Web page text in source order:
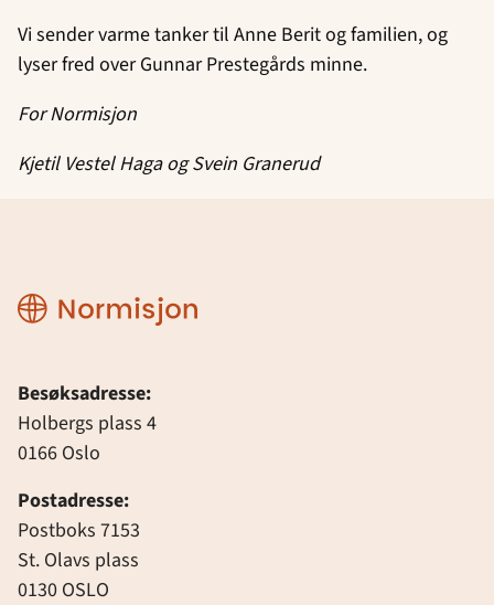
Vi sender varme tanker til Anne Berit og familien, og
lyser fred over Gunnar Prestegårds minne.
For Normisjon
Kjetil Vestel Haga og Svein Granerud
Normisjon
Besøksadresse:
Holbergs plass 4
0166 Oslo
Postadresse:
Postboks 7153
St. Olavs plass
0130 OSLO